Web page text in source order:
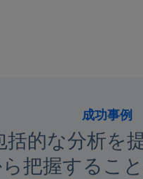
成功事例
括的な分析
把握するこ